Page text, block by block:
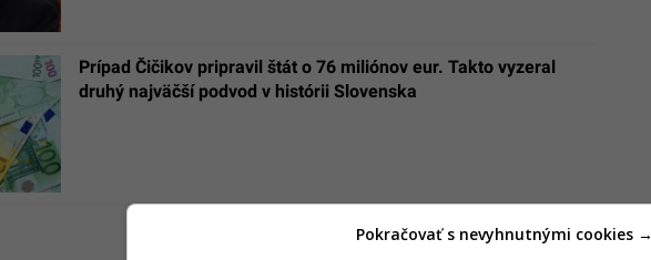
Prípad Čičikov pripravil štát o 76 miliónov eur. Takto vyzeral
druhý najväčší podvod v histórii Slovenska
Pokračovať s nevyhnutnými cookies →